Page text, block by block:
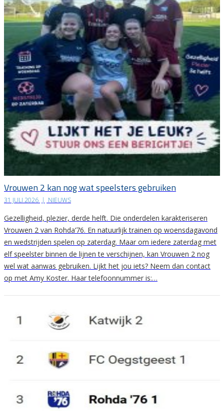
Vrouwen 2 kan nog wat speelsters gebruiken
31 JULI 2026 | NIEUWS
Gezelligheid, plezier, derde helft. Die onderdelen karakteriseren
Vrouwen 2 van Rohda’76. En natuurlijk trainen op woensdagavond
en wedstrijden spelen op zaterdag. Maar om iedere zaterdag met
elf speelster binnen de lijnen te verschijnen, kan Vrouwen 2 nog
wel wat aanwas gebruiken. Lijkt het jou iets? Neem dan contact
op met Amy Koster. Haar telefoonnummer is:…